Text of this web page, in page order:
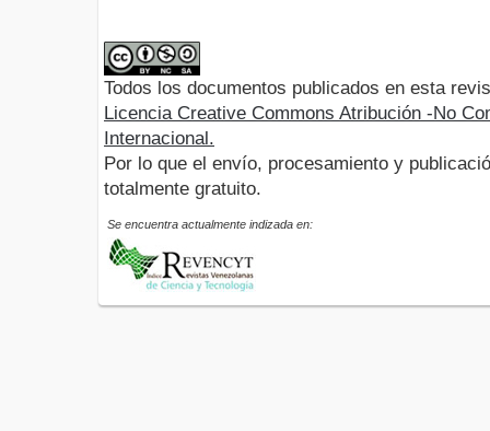
Todos los documentos publicados en esta
Licencia Creative Commons Atribución -No
Internacional.
Por lo que el envío, procesamiento y
totalmente gratuito.
Se encuentra actualmente indizada en: